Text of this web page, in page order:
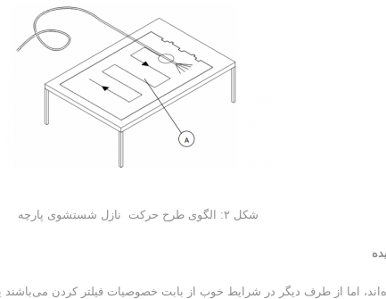
شکل ۲: الگوی طرح حرکت نازل شستشوی پارچه
اما از طرف دیگر در شرایط خوب از بابت خصوصیات فیلتر کردن